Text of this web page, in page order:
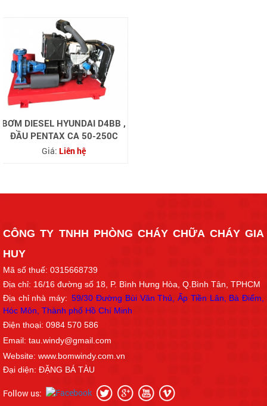
BƠM DIESEL HYUNDAI D4BB ,
ĐẦU PENTAX CA 50-250C
Giá: Liên hệ
CÔNG TY TNHH PHÒNG CHÁY CHỮA CHÁY GIA
HUY
Mã số thuế: 0315668739
Địa chỉ: 16/16 đường số 18 , P. Bình Hưng Hòa, Q.Bình Tân, TPHCM
Địa chỉ nhà máy: 59/30 Đường Bùi Văn Thủ, Ấp Tiền Lân, Bà Điểm,
Hóc Môn, Thành phố Hồ Chí Minh
Điện thoại: 0984 570 586
Email: tau.windy@gmail.com
Website: www.bomwindy.com.vn
Đại diện: ĐẶNG BÁ TÀU
Follow us: